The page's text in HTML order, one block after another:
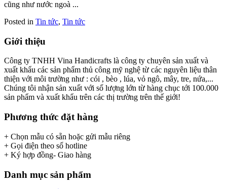
cũng như nước ngoà ...
Posted in Tin tức, Tin tức
Giới thiệu
Công ty TNHH Vina Handicrafts là công ty chuyên sản xuất và
xuất khẩu các sản phẩm thủ công mỹ nghệ từ các nguyên liệu thân
thiện với môi trường như : cói , bèo , lúa, vỏ ngô, mây, tre, nứa,...
Chúng tôi nhận sản xuất với số lượng lớn từ hàng chục tới 100.000
sản phẩm và xuất khẩu trên các thị trường trên thế giới!
Phương thức đặt hàng
+ Chọn mẫu có sẵn hoặc gửi mẫu riêng
+ Gọi điện theo số hotline
+ Ký hợp đồng- Giao hàng
Danh mục sản phẩm